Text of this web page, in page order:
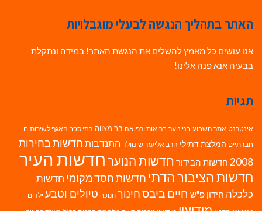
האתר בתהליך הנגשה לבעלי מוגבלויות
אנו עושים כל מאמץ להשלים את הנגשת האתר! במידה ונתקלת
בבעיה אנא פנה אלינו!
תגיות
אינטרנט אתר השבוע בני נוער בריאות ורפואה בר מצווה בתי ספר האגף לשירותים
חברתיים המלצת דתילי הרב אליעזר שינוולד התנדבות חדשות בחירות
2008 חדשות הבידור חדשות הנוערחדשות העיר
חדשות הציבור הדתי חדשות חסד מקומי חדשות
כלכלה חידון פ"ש חיים ביבסחינוך חנוכה טיולים וטבע ילדים